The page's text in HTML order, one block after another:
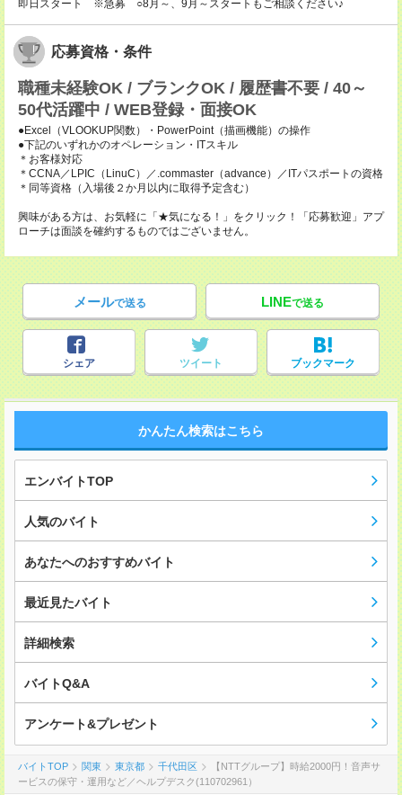
即日スタート ※急募 ○8月～、9月～スタートもご相談ください♪
応募資格・条件
職種未経験OK / ブランクOK / 履歴書不要 / 40～
50代活躍中 / WEB登録・面接OK
●Excel（VLOOKUP関数）・PowerPoint（描画機能）の操作
●下記のいずれかのオペレーション・ITスキル
＊お客様対応
＊CCNA／LPIC（LinuC）／.commaster（advance）／ITパスポートの資格
＊同等資格（入場後２か月以内に取得予定含む）
興味がある方は、お気軽に「★気になる！」をクリック！「応募歓迎」アプ
ローチは面談を確約するものではございません。
メールで送る LINEで送る
シェア ツイート ブックマーク
かんたん検索はこちら
エンバイトTOP
人気のバイト
あなたへのおすすめバイト
最近見たバイト
詳細検索
バイトQ&A
アンケート&プレゼント
バイトTOP 関東 東京都 千代田区
【NTTグループ】時給2000円！音声サ
ービスの保守・運用など／ヘルプデスク(110702961）